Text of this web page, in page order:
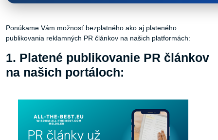
Ponúkame Vám možnosť bezplatného ako aj plateného
publikovania reklamných PR článkov na našich platformách:
1. Platené publikovanie PR článkov
na našich portáloch: